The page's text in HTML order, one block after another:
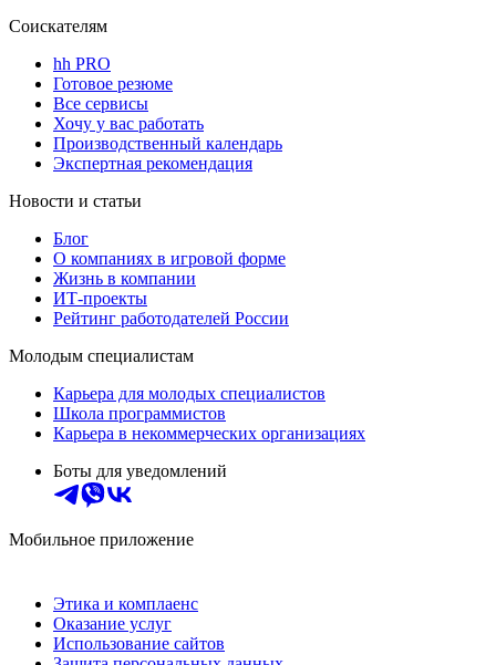
Соискателям
hh PRO
Готовое резюме
Все сервисы
Хочу у вас работать
Производственный календарь
Экспертная рекомендация
Новости и статьи
Блог
О компаниях в игровой форме
Жизнь в компании
ИТ-проекты
Рейтинг работодателей России
Молодым специалистам
Карьера для молодых специалистов
Школа программистов
Карьера в некоммерческих организациях
Боты для уведомлений
Мобильное приложение
Этика и комплаенс
Оказание услуг
Использование сайтов